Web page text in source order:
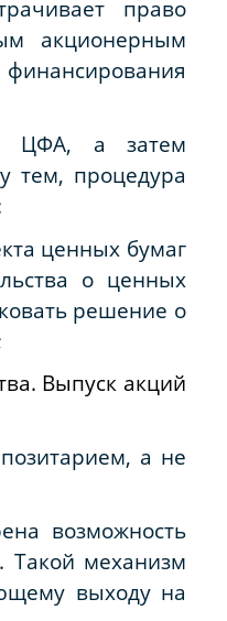
право
акционерным
ЦФА, а затем
тем, процедура
ценных бумаг
о ценных
решение о
Выпуск акций
а не
возможность
механизм
выходу на